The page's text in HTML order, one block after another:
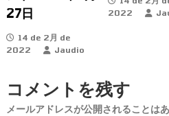
ョ
ン
27日
14 de 2月 de
2022
Jaudio
2022
コメントを残す
メールアドレスが公開されることはあ